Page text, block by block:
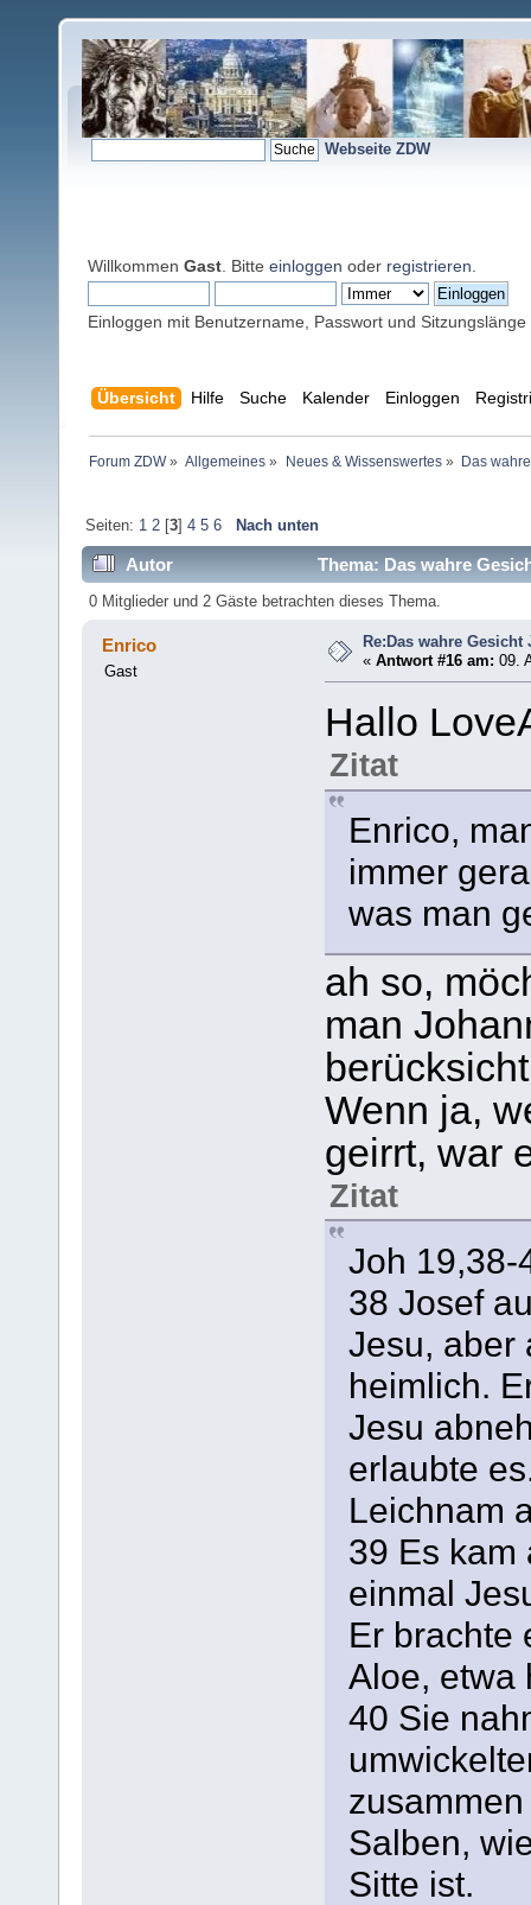
Webseite ZDW
Willkommen Gast . Bitte einloggen oder registrieren
Einloggen mit Benutzername, Passwort und Sitzungslänge
Übersicht Hilfe Suche Kalender Einloggen
Forum ZDW» Allgemeines » Neues & Wissenswertes» Das
Seiten: 1 2[3] 4 5 6 Nach unten
Autor Thema: Das wahre
0 Mitglieder und 2 Gäste betrachten dieses Thema.
Enrico
Gast
Re:Das wahre Gesicht
«Antwort #16 am: 09.
Hallo
Zitat
Enrico,
immer
was man
ah so,
man
Wenn ja,
geirrt, war
Zitat
Joh 19,38-
38 Josef
Jesu, aber
heimlich.
Jesu
erlaubte
Leichnam
39 Es kam
einmal
Er brachte
Aloe, etwa
40 Sie
Salben,
Sitte ist.